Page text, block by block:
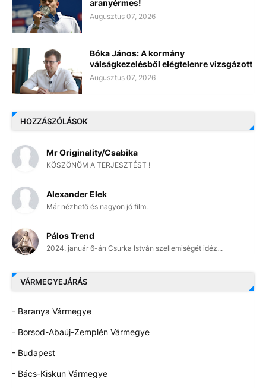
aranyérmes!
Augusztus 07, 2026
Bóka János: A kormány
válságkezelésből elégtelenre vizsgázott
Augusztus 07, 2026
HOZZÁSZÓLÁSOK
Mr Originality/Csabika
KÖSZÖNÖM A TERJESZTÉST !
Alexander Elek
Már nézhető és nagyon jó film.
Pálos Trend
2024. január 6-án Csurka István szellemiségét idéz...
VÁRMEGYEJÁRÁS
- Baranya Vármegye
- Borsod-Abaúj-Zemplén Vármegye
- Budapest
- Bács-Kiskun Vármegye